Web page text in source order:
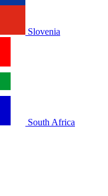
Slovenia
South Africa